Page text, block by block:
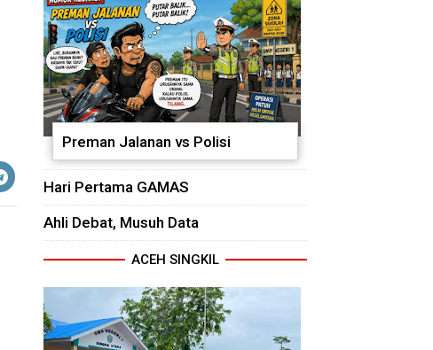
Preman Jalanan vs Polisi
Hari Pertama GAMAS
Ahli Debat, Musuh Data
ACEH SINGKIL